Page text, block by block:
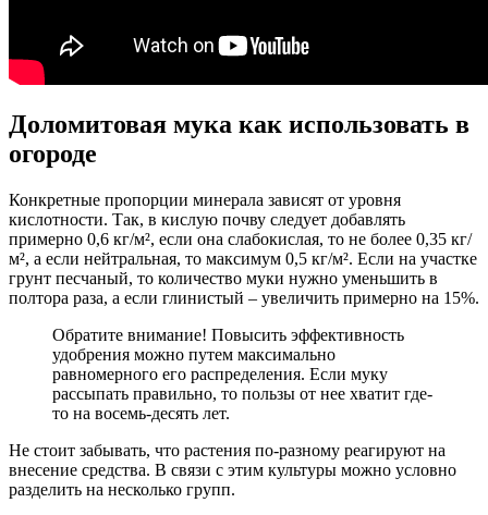
Доломитовая мука как использовать в
огороде
Конкретные пропорции минерала зависят от уровня
кислотности. Так, в кислую почву следует добавлять
примерно 0,6 кг/м², если она слабокислая, то не более 0,35 кг/
м², а если нейтральная, то максимум 0,5 кг/м². Если на участке
грунт песчаный, то количество муки нужно уменьшить в
полтора раза, а если глинистый – увеличить примерно на 15%.
Обратите внимание! Повысить эффективность
удобрения можно путем максимально
равномерного его распределения. Если муку
рассыпать правильно, то пользы от нее хватит где-
то на восемь-десять лет.
Не стоит забывать, что растения по-разному реагируют на
внесение средства. В связи с этим культуры можно условно
разделить на несколько групп.